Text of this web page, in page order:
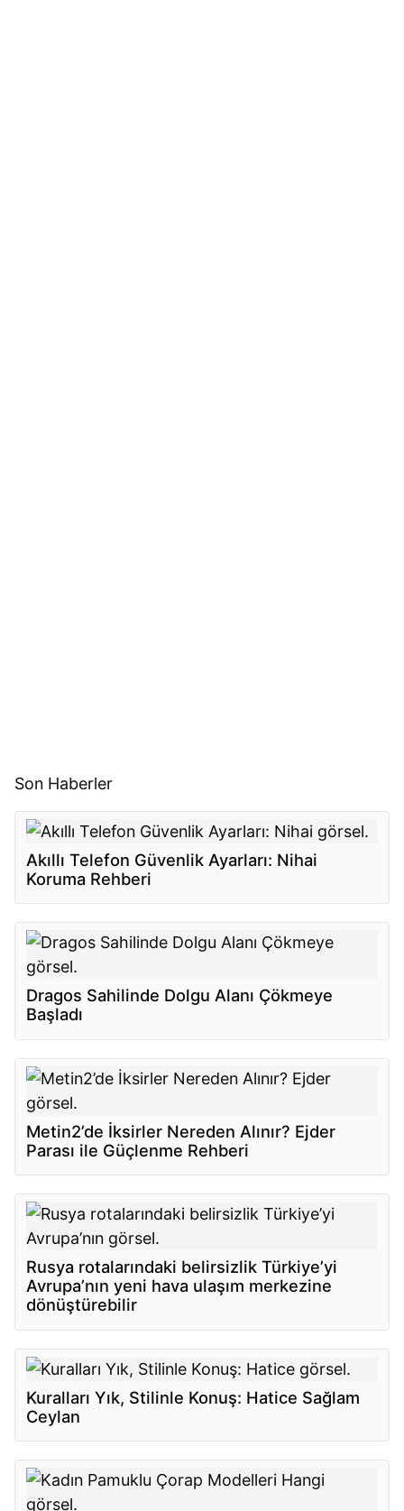
Son Haberler
Akıllı Telefon Güvenlik Ayarları: Nihai
Koruma Rehberi
Dragos Sahilinde Dolgu Alanı Çökmeye
Başladı
Metin2’de İksirler Nereden Alınır? Ejder
Parası ile Güçlenme Rehberi
Rusya rotalarındaki belirsizlik Türkiye’yi
Avrupa’nın yeni hava ulaşım merkezine
dönüştürebilir
Kuralları Yık, Stilinle Konuş: Hatice Sağlam
Ceylan